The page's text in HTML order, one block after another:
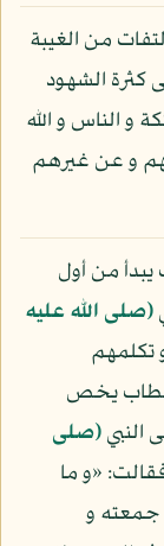
من الغيبة
كثرة الشهود
و الناس و الله
و عن غيرهم
من أول
(صلى الله عليه
تكلمهم
يخص
النبي(صلى
«و ما
جمعته و